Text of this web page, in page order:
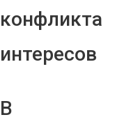
конфликта
интересов
В